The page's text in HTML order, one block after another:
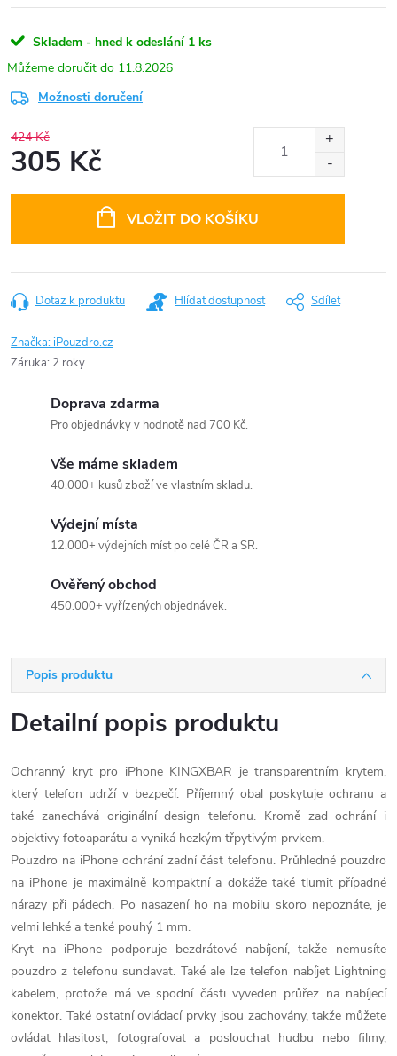
Skladem - hned k odeslání 1 ks
11.8.2026
Možnosti doručení
424 Kč
305 Kč
VLOŽIT DO KOŠÍKU
Dotaz k produktu Hlídat dostupnost Sdílet
Značka:iPouzdro.cz
Záruka: 2 roky
Doprava zdarma
Pro objednávky v hodnotě nad 700 Kč.
Vše máme skladem
40.000+ kusů zboží ve vlastním skladu.
Výdejní místa
12.000+ výdejních míst po celé ČR a SR.
Ověřený obchod
450.000+ vyřízených objednávek.
Popis produktu
Detailní popis produktu
Ochranný kryt pro iPhone KINGXBAR je transparentním krytem,
který telefon udrží v bezpečí. Příjemný obal poskytuje ochranu a
také zanechává originální design telefonu. Kromě zad ochrání i
objektivy fotoaparátu a vyniká hezkým třpytivým prvkem.
Pouzdro na iPhone ochrání zadní část telefonu. Průhledné pouzdro
na iPhone je maximálně kompaktní a dokáže také tlumit případné
nárazy při pádech. Po nasazení ho na mobilu skoro nepoznáte, je
velmi lehké a tenké pouhý 1 mm.
Kryt na iPhone podporuje bezdrátové nabíjení, takže nemusíte
pouzdro z telefonu sundavat. Také ale lze telefon nabíjet Lightning
kabelem, protože má ve spodní části vyveden průřez na nabíjecí
konektor. Také ostatní ovládací prvky jsou zachovány, takže můžete
ovládat hlasitost, fotografovat a poslouchat hudbu nebo filmy,